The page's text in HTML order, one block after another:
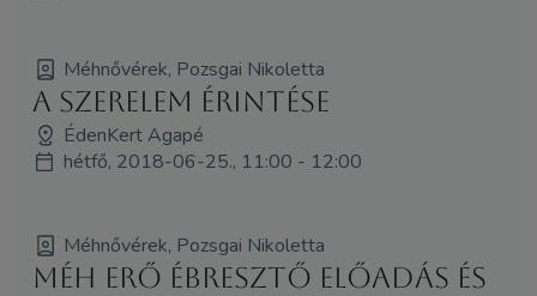
Méhnővérek, Pozsgai Nikoletta
A SzerElem Érintése
ÉdenKert Agapé
hétfő, 2018-06-25., 11:00 - 12:00
Méhnővérek, Pozsgai Nikoletta
Méh Erő Ébresztő előadás és